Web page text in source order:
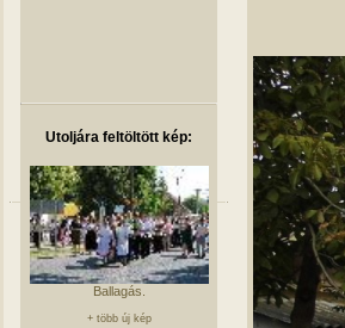
Utoljára feltöltött kép:
Ballagás.
+ több új kép